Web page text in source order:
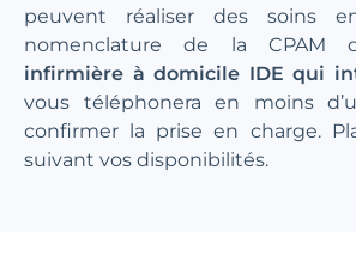
peuvent réaliser des soins
nomenclature de la CPAM
infirmière à domicile IDE qui
vous téléphonera en moins
confirmer la prise en charge.
suivant vos disponibilités.